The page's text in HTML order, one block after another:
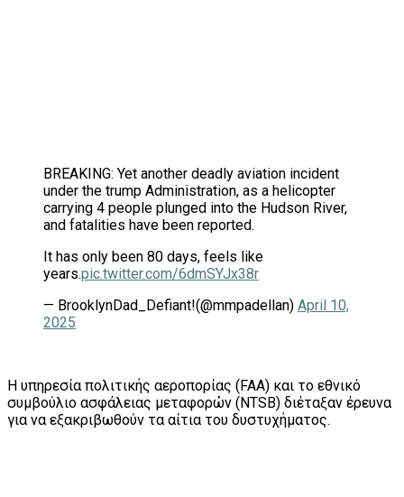
BREAKING: Yet another deadly aviation incident
under the trump Administration, as a helicopter
carrying 4 people plunged into the Hudson River,
and fatalities have been reported.
It has only been 80 days, feels like
years.pic.twitter.com/6dmSYJx38r
— BrooklynDad_Defiant!(@mmpadellan) April 10,
2025
Η υπηρεσία πολιτικής αεροπορίας (FAA) και το εθνικό
συμβούλιο ασφάλειας μεταφορών (NTSB) διέταξαν έρευνα
για να εξακριβωθούν τα αίτια του δυστυχήματος.